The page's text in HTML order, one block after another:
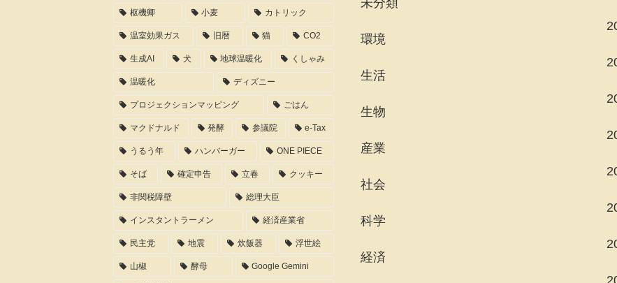
枢機卿 小麦 カトリック
温室効果ガス 旧暦 猫 CO2
生成AI 犬 地球温暖化 くしゃみ
温暖化 ディズニー
プロジェクションマッピング ごはん
マクドナルド 発酵 参議院 e-Tax
うるう年 ハンバーガー ONE PIECE
そば 確定申告 立春 クッキー
非関税障壁 総理大臣
インスタントラーメン 経済産業省
民主党 地震 炊飯器 浮世絵
山椒 酵母 Google Gemini
未分類
環境
生活
生物
産業
社会
科学
経済